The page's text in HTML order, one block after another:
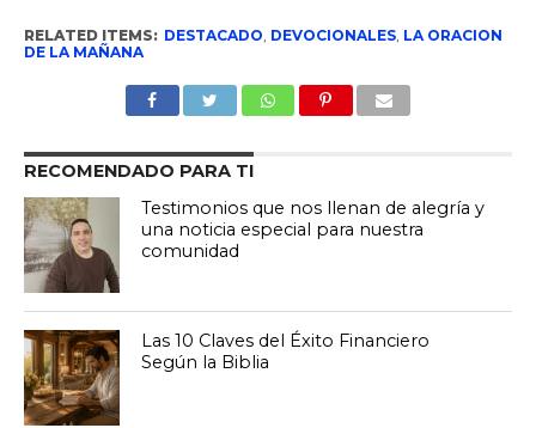
RELATED ITEMS: DESTACADO, DEVOCIONALES, LA ORACION
DE LA MAÑANA
RECOMENDADO PARA TI
Testimonios que nos llenan de alegría y
una noticia especial para nuestra
comunidad
Las 10 Claves del Éxito Financiero
Según la Biblia